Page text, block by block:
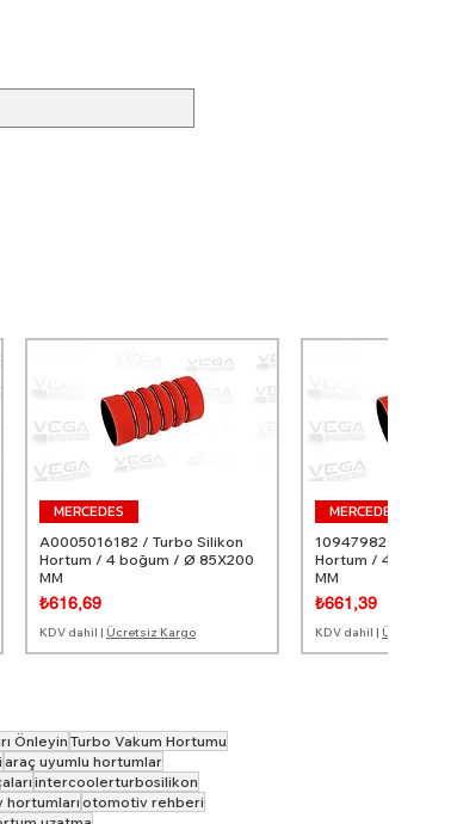
MERCEDES
A0005016182 / Turbo Silikon
Hortum / 4 boğum / Ø 85X200
MM
Fiyat
₺616,69
KDV dahil | Ücretsiz Kargo
MERCEDES
10947982 / Turbo
Hortum / 4 Boğum
MM
Fiyat
₺661,39
KDV dahil | Ücretsiz
Önleyin Turbo Vakum Hortumu
araç uyumlu hortumlar
intercoolerturbosilikon
otomotiv rehberi